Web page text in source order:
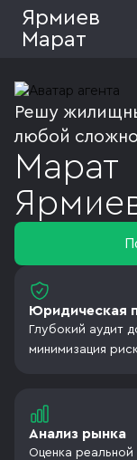
Ярмиев
Марат
Решу
любой
Марат
Юридическая
Глубокий аудит
минимизация
Анализ рынка
Оценка